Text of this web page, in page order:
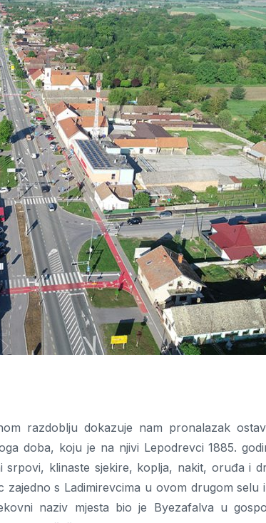
razdoblju dokazuje nam pronalazak
doba, koju je na njivi Lepodrevci 1885.
klinaste sjekire, koplja, nakit, oruđa i
zajedno s Ladimirevcima u ovom drugom selu
naziv mjesta bio je Byezafalva u